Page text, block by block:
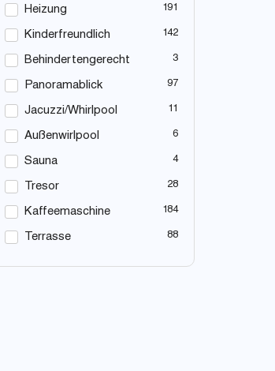
Heizung 191
Kinderfreundlich 142
Behindertengerecht 3
Panoramablick 97
Jacuzzi/Whirlpool 11
Außenwirlpool 6
Sauna 4
Tresor 28
Kaffeemaschine 184
Terrasse 88